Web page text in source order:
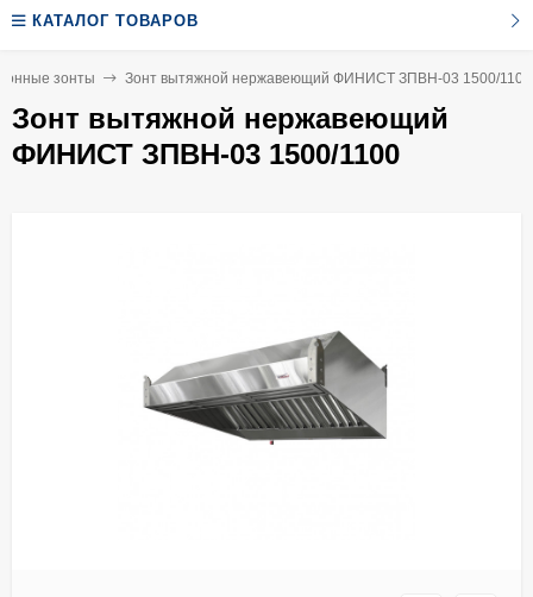
КАТАЛОГ ТОВАРОВ
зонты Зонт вытяжной нержавеющий ФИНИСТ ЗПВН-03 1500/1100
Зонт вытяжной нержавеющий
ФИНИСТ ЗПВН-03 1500/1100